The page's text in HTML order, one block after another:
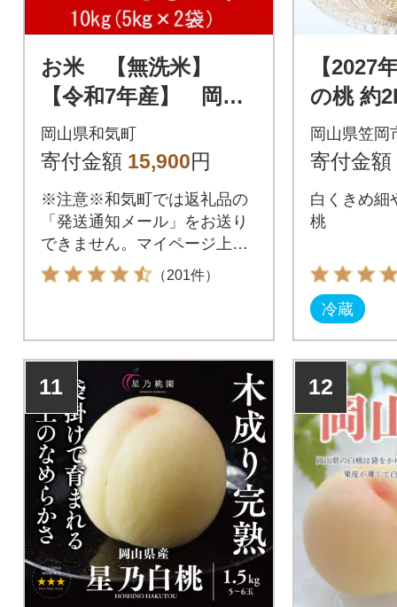
お米 【無洗米】
【令和7年産】 岡山
県産 こしひかり10
0% 10kg(5kg×2袋)
岡山県和気町
寄付金額 15,900円
※注意※和気町では返礼品の
「発送通知メール」をお送り
できません。マイページ上の
「配送状況」では、実際の状
況は反映されませんので、予
（201件）
【2027
の桃 約
月下旬
荷》岡
岡山県笠岡
寄付金額
白くきめ細
桃
冷蔵
11 12